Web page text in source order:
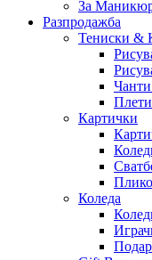
За
Разпродажба
Тениски &
Картички
Коледа